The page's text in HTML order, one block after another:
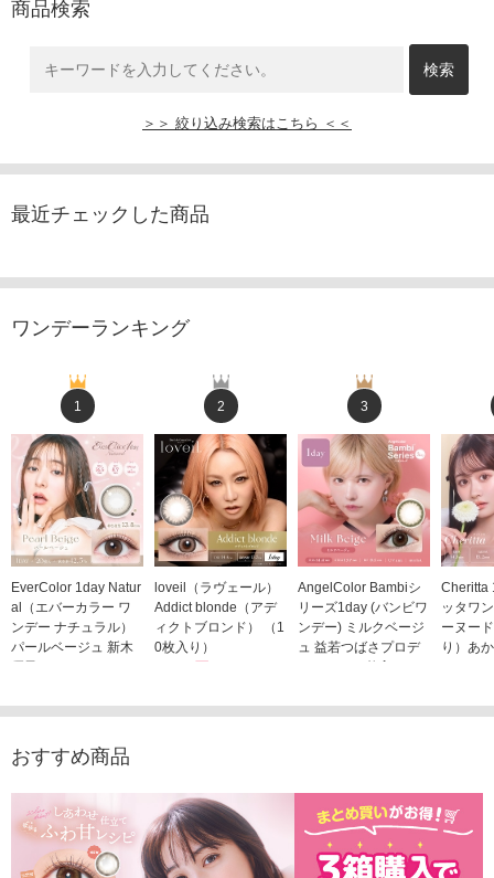
商品検索
＞＞ 絞り込み検索はこちら ＜＜
最近チェックした商品
ワンデーランキング
1
EverColor 1day Natur
al（エバーカラー ワ
ンデー ナチュラル）
パールベージュ 新木
優子イメージモデルカ
2,598円(税込)
2
loveil（ラヴェール）
Addict blonde（アデ
ィクトブロンド） （1
0枚入り）
3
AngelColor Bambiシ
リーズ1day (バンビワ
ンデー) ミルクベージ
ュ 益若つばさプロデ
ュース（10枚入り）
Cheritta
ッタワ
ーヌー
り）あ
おすすめ商品